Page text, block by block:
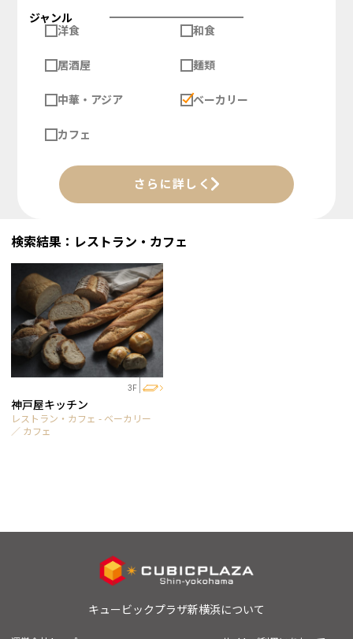
ジャンル
洋食
和食
居酒屋 麺類
中華・アジア ベーカリー
カフェ
さらに詳しく
検索結果：レストラン・カフェ
3F
神戸屋キッチン
レストラン・カフェ - ベーカリー
／ カフェ
キュービックプラザ新横浜について